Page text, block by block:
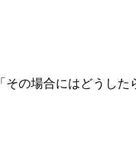
「その場合にはどうした